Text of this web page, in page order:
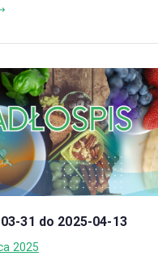
31 do 2025-04-13
2025